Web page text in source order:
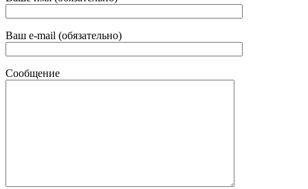
Ваш e-mail (обязательно)
Сообщение